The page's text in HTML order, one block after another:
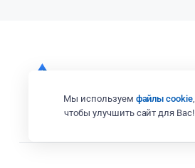
Мы используем файлы cookie,
чтобы улучшить сайт для Вас!